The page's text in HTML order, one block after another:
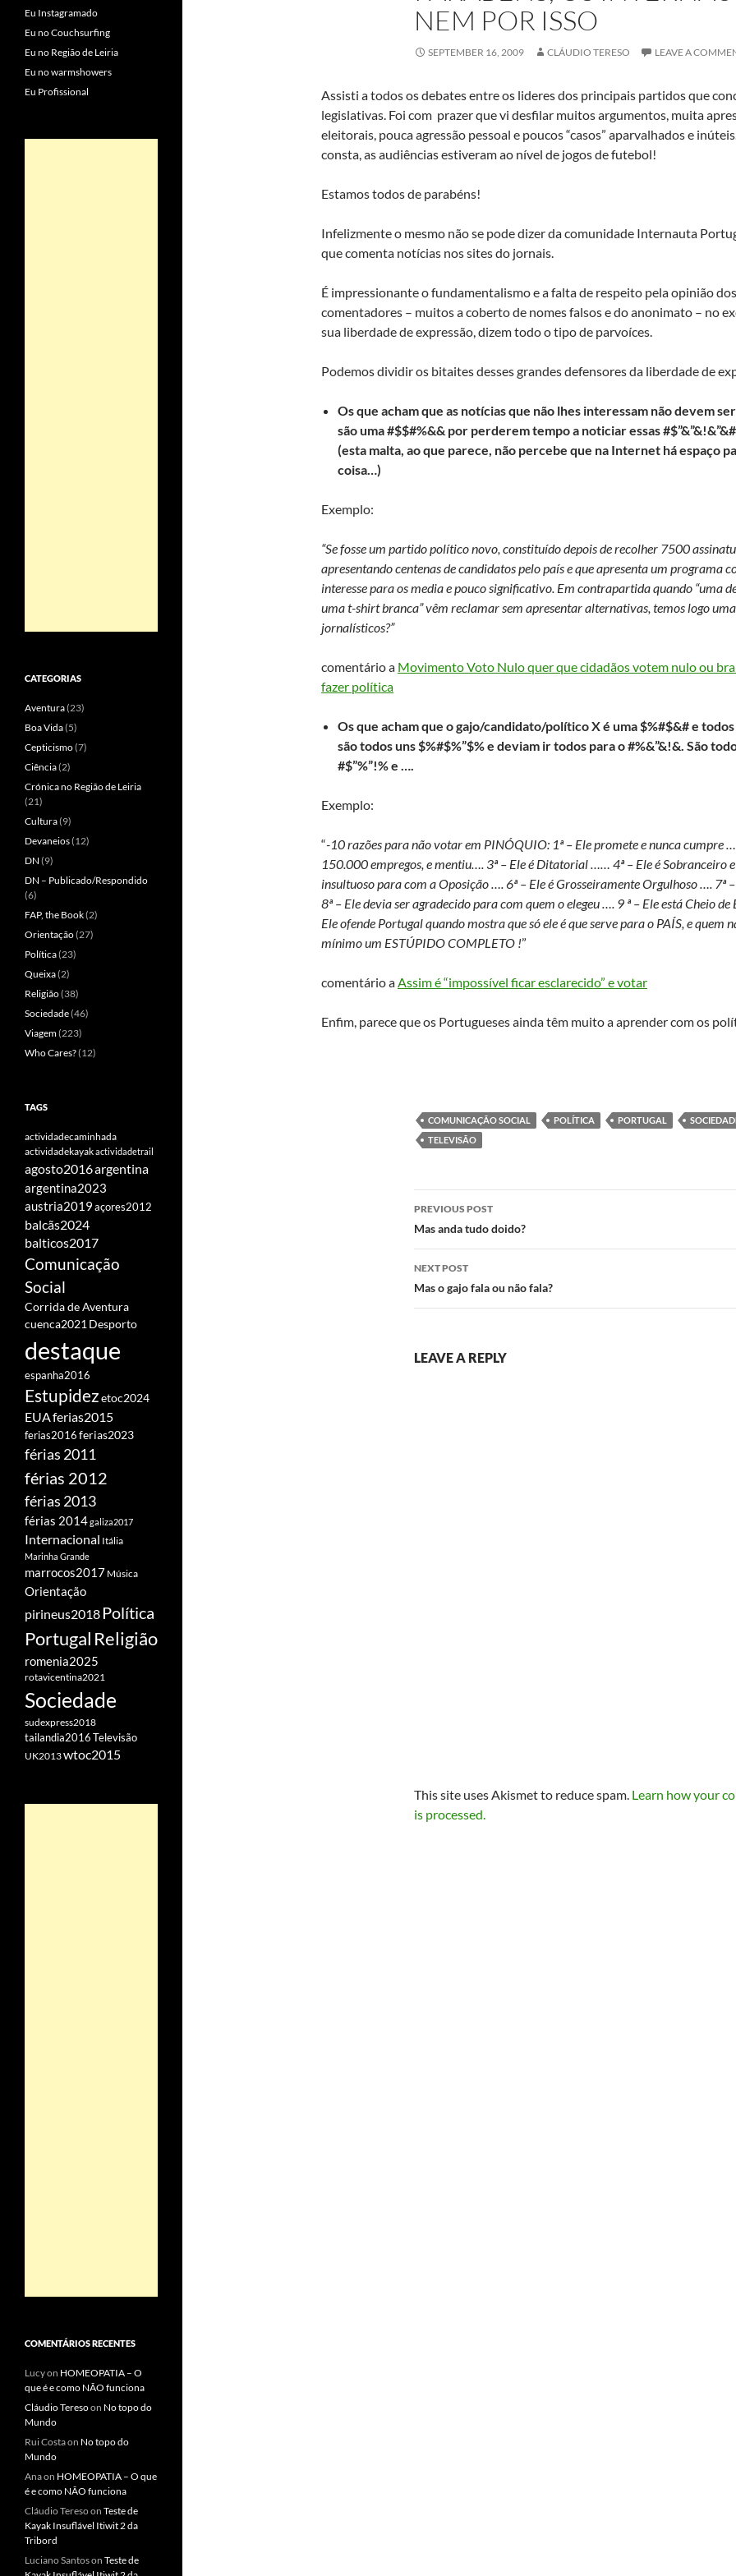
NEM POR ISSO
SEPTEMBER 16, 2009 CLÁUDIO TERESO LEAVE A
Assisti a todos os debates entre os lideres dos principais partidos que
legislativas. Foi com prazer que vi desfilar muitos argumentos, muita
eleitorais, pouca agressão pessoal e poucos “casos” aparvalhados e
consta, as audiências estiveram ao nível de jogos de futebol!
Estamos todos de parabéns!
Infelizmente o mesmo não se pode dizer da comunidade Internauta
que comenta notícias nos sites do jornais.
É impressionante o fundamentalismo e a falta de respeito pela opinião
comentadores – muitos a coberto de nomes falsos e do anonimato – no
sua liberdade de expressão, dizem todo o tipo de parvoíces.
Podemos dividir os bitaites desses grandes defensores da liberdade de
Os que acham que as notícias que não lhes interessam não devem
são uma #$$#%&& por perderem tempo a noticiar essas
(esta malta, ao que parece, não percebe que na Internet há espaço
coisa…)
Exemplo:
“Se fosse um partido político novo, constituído depois de recolher 7500
apresentando centenas de candidatos pelo país e que apresenta um programa
interesse para os media e pouco significativo. Em contrapartida quando “uma
uma t-shirt branca” vêm reclamar sem apresentar alternativas, temos logo
jornalísticos?”
comentário a Movimento Voto Nulo quer que cidadãos votem nulo ou
fazer política
Os que acham que o gajo/candidato/político X é uma $%#$&# e
são todos uns $%#$%”$% e deviam ir todos para o #%&”&!&. São
#$”%”!% e ….
Exemplo:
“-10 razões para não votar em PINÓQUIO: 1ª – Ele promete e nunca cumpre
150.000 empregos, e mentiu…. 3ª – Ele é Ditatorial …… 4ª – Ele é Sobranceiro
insultuoso para com a Oposição …. 6ª – Ele é Grosseiramente Orgulhoso …. 7ª
8ª – Ele devia ser agradecido para com quem o elegeu …. 9 ª – Ele está Cheio
Ele ofende Portugal quando mostra que só ele é que serve para o PAÍS, e quem
mínimo um ESTÚPIDO COMPLETO !”
comentário aAssim é “impossível ficar esclarecido” e votar
Enfim, parece que os Portugueses ainda têm muito a aprender com os
COMUNICAÇÃO SOCIAL POLÍTICA PORTUGAL
TELEVISÃO
Post
navigation
PREVIOUS POST
Mas anda tudo doido?
NEXT POST
Mas o gajo fala ou não fala?
LEAVE A REPLY
This site uses Akismet to reduce spam. Learn how your
is processed.
Eu Instagramado
Eu no Couchsurfing
Eu no Região de Leiria
Eu no warmshowers
Eu Profissional
CATEGORIAS
Aventura(23)
Boa Vida(5)
Cepticismo(7)
Ciência(2)
Crónica no Região de Leiria
(21)
Cultura(9)
Devaneios(12)
DN (9)
DN – Publicado/Respondido
(6)
FAP, the Book(2)
Orientação(27)
Política(23)
Queixa(2)
Religião(38)
Sociedade(46)
Viagem(223)
Who Cares?(12)
TAGS
actividadecaminhada
actividadekayakactividadetrail
agosto2016argentina
argentina2023
austria2019açores2012
balcãs2024
balticos2017
Comunicação
Social
Corrida de Aventura
cuenca2021 Desporto
destaque
espanha2016
Estupidezetoc2024
EUAferias2015
ferias2016ferias2023
férias 2011
férias 2012
férias 2013
férias 2014galiza2017
Internacional Itália
Marinha Grande
marrocos2017 Música
Orientação
pirineus2018 Política
Portugal Religião
romenia2025
rotavicentina2021
Sociedade
sudexpress2018
tailandia2016Televisão
UK2013wtoc2015
COMENTÁRIOS RECENTES
Lucyon HOMEOPATIA – O
que é e como NÃO funciona
Cláudio Teresoon No topo do
Mundo
Rui Costaon No topo do
Mundo
Anaon HOMEOPATIA – O que
é e como NÃO funciona
Cláudio Teresoon Teste de
Kayak Insuflável Itiwit 2 da
Tribord
Luciano Santoson Teste de